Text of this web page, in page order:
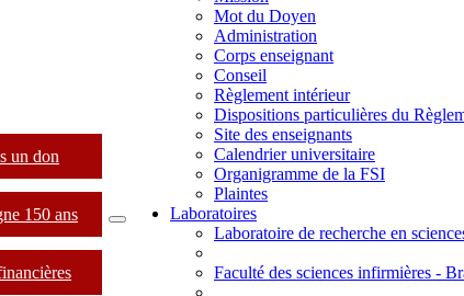
un don
150 ans
Mot du Doyen
Administration
Corps enseignant
Conseil
Règlement intérieur
Dispositions particulières du
Site des enseignants
Calendrier universitaire
Organigramme de la FSI
Plaintes
Laboratoires
Laboratoire de recherche en
Faculté des sciences infirmières -